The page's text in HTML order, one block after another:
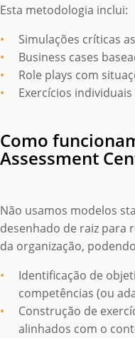
Esta metodologia inclui:
Simulações críticas
Business cases
Role plays com
Exercícios
Como
Assessment
Não usamos modelos
desenhado de raiz para
da organização,
Identificação de
competências (ou
Construção de
alinhados com o